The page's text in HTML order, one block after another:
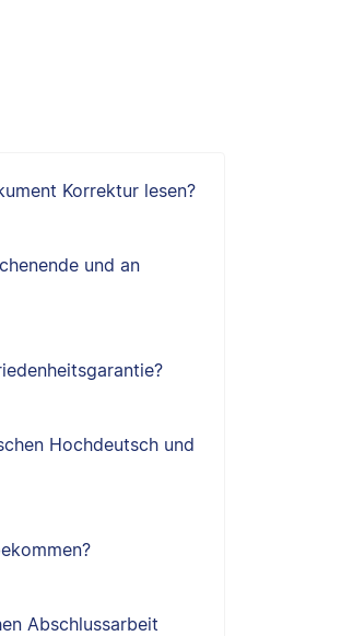
Korrektur lesen?
und an
Hochdeutsch und
Abschlussarbeit